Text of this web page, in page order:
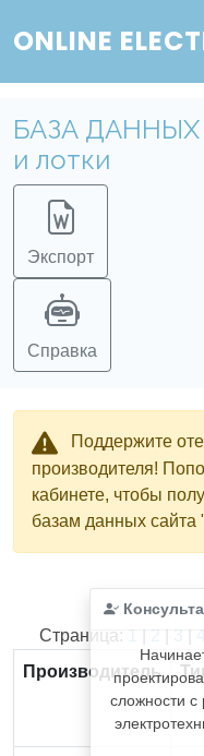
ONLINE
БАЗА ДАННЫХ
и лотки
Экспорт
Справка
Поддержите
производителя!
кабинете, чтобы
базам данных сайта
сложности с
Найдено
Страница: 1 | 2 | 3 | 4
Производитель